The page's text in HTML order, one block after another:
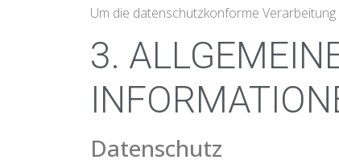
Um die datenschutzkonforme
3.
Datenschutz